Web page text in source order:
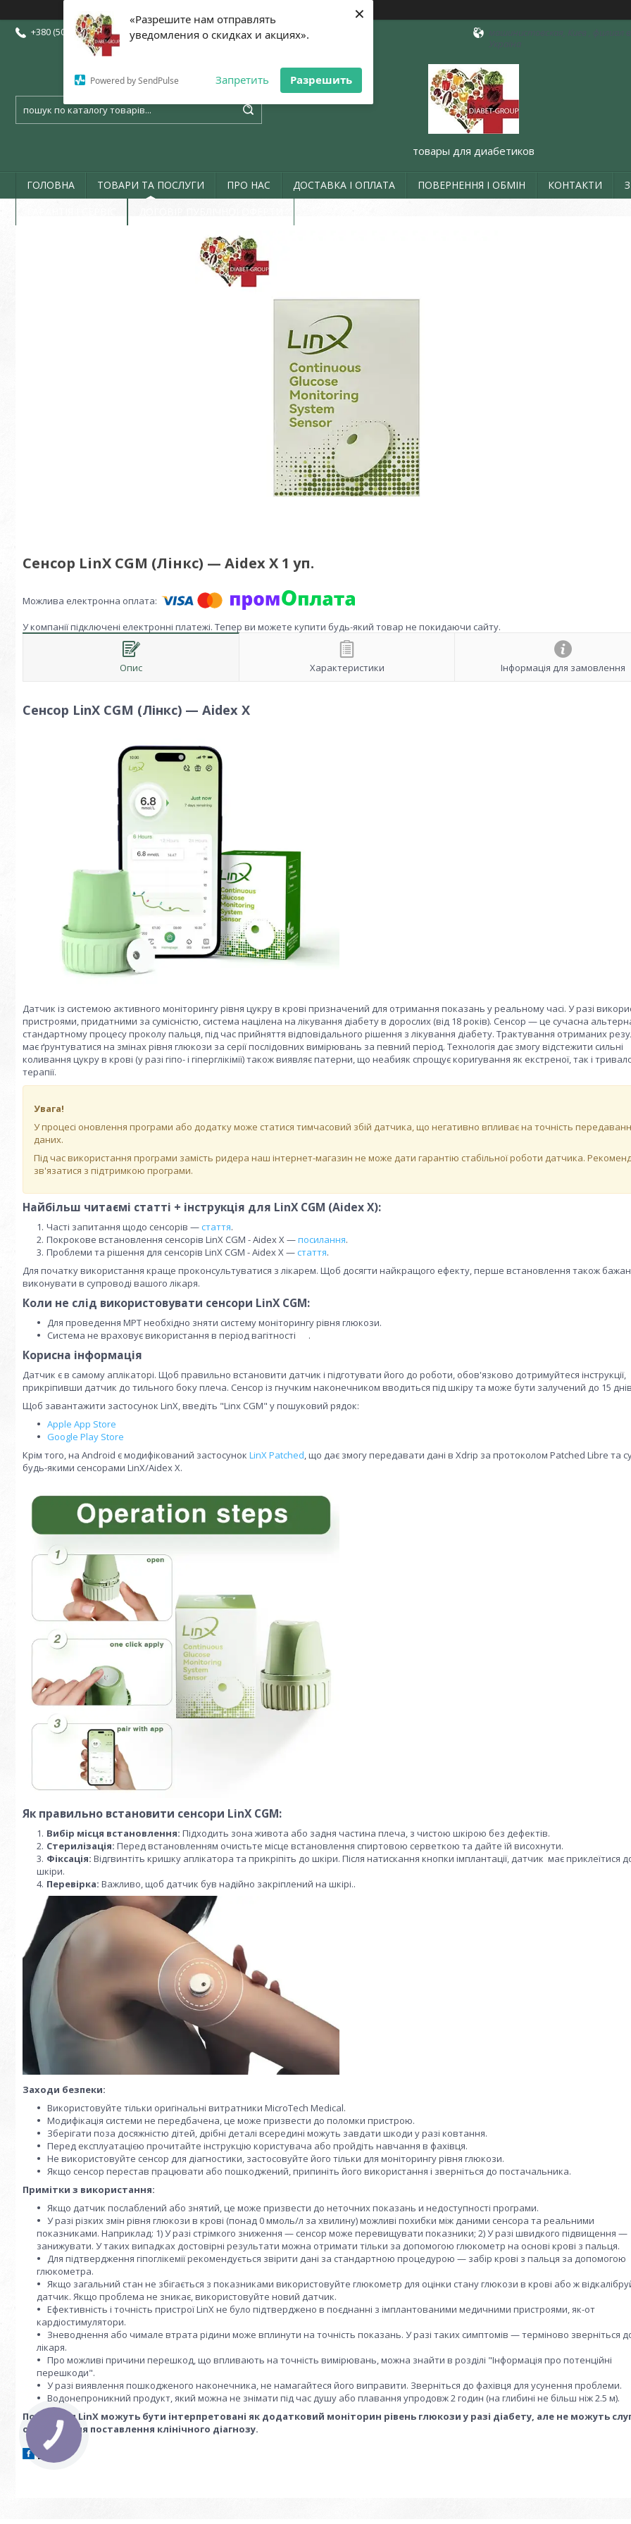
«Разрешите нам отправлять
уведомления о скидках и акциях».
Powered by SendPulse Запретить Разрешить
×
+380 (50) 773-07-72 +380 (73) 773-07-72 +380 (97) 773-07-72
товары для диабетиков
ГОЛОВНА ТОВАРИ ТА ПОСЛУГИ ПРО НАС ДОСТАВКА І ОПЛАТА ПОВЕРНЕННЯ І ОБМІН КОНТАКТИ
Сенсор LinX CGM (Лінкс) — Aidex X 1 уп.
У компанії підключені електронні платежі. Тепер ви можете купити будь-який товар не покидаючи сайту.
Опис Характеристики Інформація для замовлення
Сенсор LinX CGM (Лінкс) — Aidex X
Датчик із системою активного моніторингу рівня цукру в крові призначений для отримання показань у реальному часі. У разі
пристроями, придатними за сумісністю, система націлена на лікування діабету в дорослих (від 18 років). Сенсор — це сучасна
стандартному процесу проколу пальця, під час прийняття відповідального рішення з лікування діабету. Трактування отриманих
має ґрунтуватися на змінах рівня глюкози за серії послідовних вимірювань за певний період. Технологія дає змогу відстежити сильні
коливання цукру в крові (у разі гіпо- і гіперглікімії) також виявляє патерни, що неабияк спрощує коригування як екстреної, так і
терапії.
Увага!
У процесі оновлення програми або додатку може статися тимчасовий збій датчика, що негативно впливає на точність
даних.
Під час використання програми замість ридера наш інтернет-магазин не може дати гарантію стабільної роботи датчика.
зв'язатися з підтримкою програми.
Найбільш читаємі статті + інструкція для LinX CGM (Aidex X):
Часті запитання щодо сенсорів —стаття.
Покрокове встановлення сенсорів LinX CGM - Aidex X —посилання.
Проблеми та рішення для сенсорів LinX CGM - Aidex X —стаття.
Для початку використання краще проконсультуватися з лікарем. Щоб досягти найкращого ефекту, перше встановлення також
виконувати в супроводі вашого лікаря.
Коли не слід використовувати сенсори LinX CGM:
Для проведення МРТ необхідно зняти систему моніторингу рівня глюкози.
Система не враховує використання в період вагітності .
Корисна інформація
Датчик є в самому аплікаторі. Щоб правильно встановити датчик і підготувати його до роботи, обов'язково дотримуйтеся інструкції,
прикріпивши датчик до тильного боку плеча. Сенсор із гнучким наконечником вводиться під шкіру та може бути залучений до 15
Щоб завантажити застосунок LinX, введіть "Linx CGM" у пошуковий рядок:
Apple App Store
Google Play Store
Крім того, на Android є модифікований застосунок LinX Patched, що дає змогу передавати дані в Xdrip за протоколом Patched Libre та
будь-якими сенсорами LinX/Aidex X.
Як правильно встановити сенсори LinX CGM:
Вибір місця встановлення: Підходить зона живота або задня частина плеча, з чистою шкірою без дефектів.
Стерилізація: Перед встановленням очистьте місце встановлення спиртовою серветкою та дайте їй висохнути.
Фіксація: Відгвинтіть кришку аплікатора та прикріпіть до шкіри. Після натискання кнопки імплантації, датчик має приклеїтися
шкіри.
Перевірка: Важливо, щоб датчик був надійно закріплений на шкірі..
Заходи безпеки:
Використовуйте тільки оригінальні витратники MicroTech Medical.
Модифікація системи не передбачена, це може призвести до поломки пристрою.
Зберігати поза досяжністю дітей, дрібні деталі всередині можуть завдати шкоди у разі ковтання.
Перед експлуатацією прочитайте інструкцію користувача або пройдіть навчання в фахівця.
Не використовуйте сенсор для діагностики, застосовуйте його тільки для моніторингу рівня глюкози.
Якщо сенсор перестав працювати або пошкоджений, припиніть його використання і зверніться до постачальника.
Примітки з використання:
Якщо датчик послаблений або знятий, це може призвести до неточних показань и недоступності програми.
У разі різких змін рівня глюкози в крові (понад 0 ммоль/л за хвилину) можливі похибки між даними сенсора та реальними
показниками. Наприклад: 1) У разі стрімкого зниження — сенсор може перевищувати показники; 2) У разі швидкого підвищення —
занижувати. У таких випадках достовірні результати можна отримати тільки за допомогою глюкометр на основі крові з пальця.
Для підтвердження гіпоглікемії рекомендується звірити дані за стандартною процедурою — забір крові з пальця за допомогою
глюкометра.
Якщо загальний стан не збігається з показниками використовуйте глюкометр для оцінки стану глюкози в крові або ж
датчик. Якщо проблема не зникає, використовуйте новий датчик.
Ефективність і точність пристрої LinX не було підтверджено в поєднанні з імплантованими медичними пристроями, як-от
кардіостимулятори.
Зневоднення або чимале втрата рідини може вплинути на точність показань. У разі таких симптомів — терміново зверніться
лікаря.
Про можливі причини перешкод, що впливають на точність вимірювань, можна знайти в розділі "Інформація про потенційні
перешкоди".
У разі виявлення пошкодженого наконечника, не намагайтеся його виправити. Зверніться до фахівця для усунення проблеми.
Водонепроникний продукт, який можна не знімати під час душу або плавання упродовж 2 годин (на глибині не більш ніж 2.5 м).
Показання LinX можуть бути інтерпретовані як додатковий моніторин рівень глюкози у разі діабету, але не можуть
основою для поставлення клінічного діагнозу.